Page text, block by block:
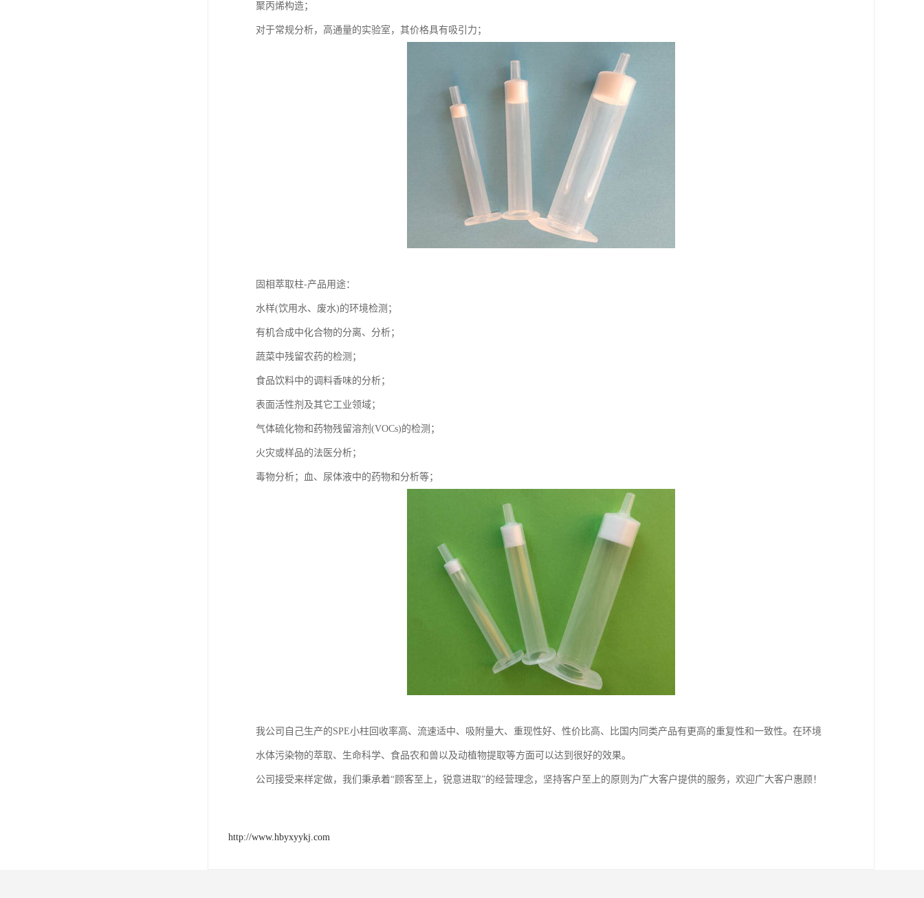
聚丙烯构造；
对于常规分析，高通量的实验室，其价格具有吸引力；
固相萃取柱-产品用途：
水样(饮用水、废水)的环境检测；
有机合成中化合物的分离、分析；
蔬菜中残留农药的检测；
食品饮料中的调料香味的分析；
表面活性剂及其它工业领域；
气体硫化物和药物残留溶剂(VOCs)的检测；
火灾或样品的法医分析；
毒物分析；血、尿体液中的药物和分析等；
我公司自己生产的SPE小柱回收率高、流速适中、吸附量大、重现性好、性价比高、比国内同类产品有更高的重复性和一致性。在环境
水体污染物的萃取、生命科学、食品农和兽以及动植物提取等方面可以达到很好的效果。
公司接受来样定做，我们秉承着“顾客至上，锐意进取”的经营理念，坚持客户至上的原则为广大客户提供的服务，欢迎广大客户惠顾！
http://www.hbyxyykj.com